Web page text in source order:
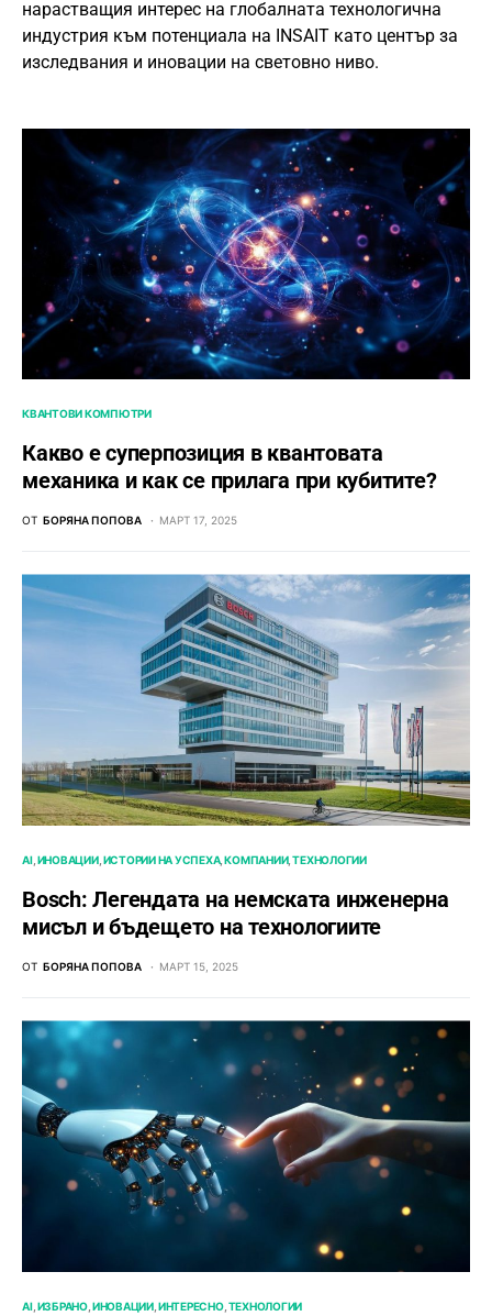
нарастващия интерес на глобалната технологична
индустрия към потенциала на INSAIT като център за
изследвания и иновации на световно ниво.
КВАНТОВИ КОМПЮТРИ
Какво е суперпозиция в квантовата
механика и как се прилага при кубитите?
ОТ БОРЯНА ПОПОВА МАРТ 17, 2025
AI ИНОВАЦИИ ИСТОРИИ НА УСПЕХА КОМПАНИИ ТЕХНОЛОГИИ
Bosch: Легендата на немската инженерна
мисъл и бъдещето на технологиите
ОТ БОРЯНА ПОПОВА МАРТ 15, 2025
AI ИЗБРАНО ИНОВАЦИИ ИНТЕРЕСНО ТЕХНОЛОГИИ